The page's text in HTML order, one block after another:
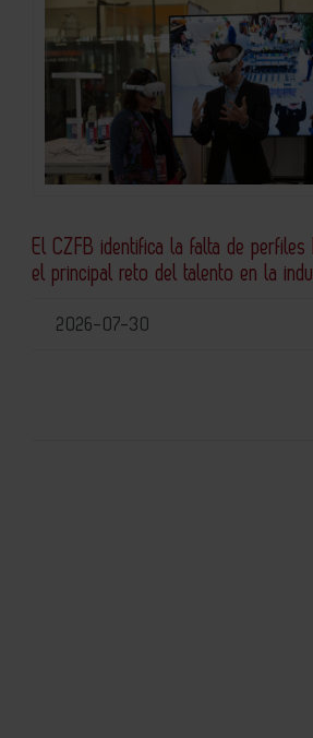
El CZFB identifica la falta de
el principal reto del talento en la
2026-07-30